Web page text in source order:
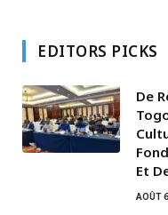
EDITORS PICKS
De
Et
AOÛT